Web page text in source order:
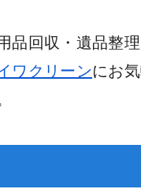
品回収・遺品整
ワクリーンにお